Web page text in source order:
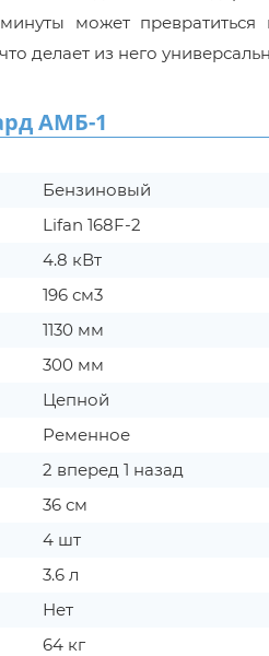
может
делает из него
АМБ-1
Бензиновый
Lifan 168F-2
4.8 кВт
196 см3
1130 мм
300 мм
Цепной
Ременное
2 вперед 1 назад
36 см
4 шт
3.6 л
Нет
64 кг